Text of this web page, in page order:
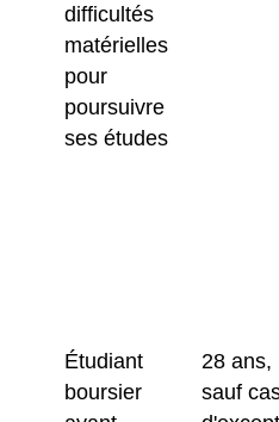
difficultés
matérielles
pour
poursuivre
ses études
Étudiant
boursier
28 ans,
sauf